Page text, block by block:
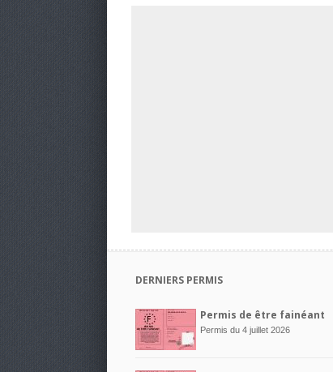
DERNIERS PERMIS
Permis de être fainéant
Permis du 4 juillet 2026